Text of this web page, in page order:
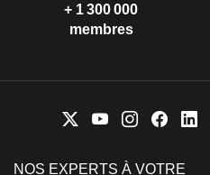
+ 1 300 000
membres
NOS EXPERTS À VOTRE